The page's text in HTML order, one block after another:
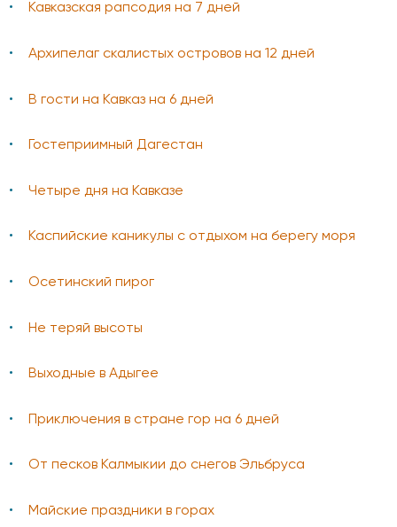
Кавказская рапсодия на 7 дней
Архипелаг скалистых островов на 12 дней
В гости на Кавказ на 6 дней
Гостеприимный Дагестан
Четыре дня на Кавказе
Каспийские каникулы с отдыхом на берегу моря
Осетинский пирог
Не теряй высоты
Выходные в Адыгее
Приключения в стране гор на 6 дней
От песков Калмыкии до снегов Эльбруса
Майские праздники в горах